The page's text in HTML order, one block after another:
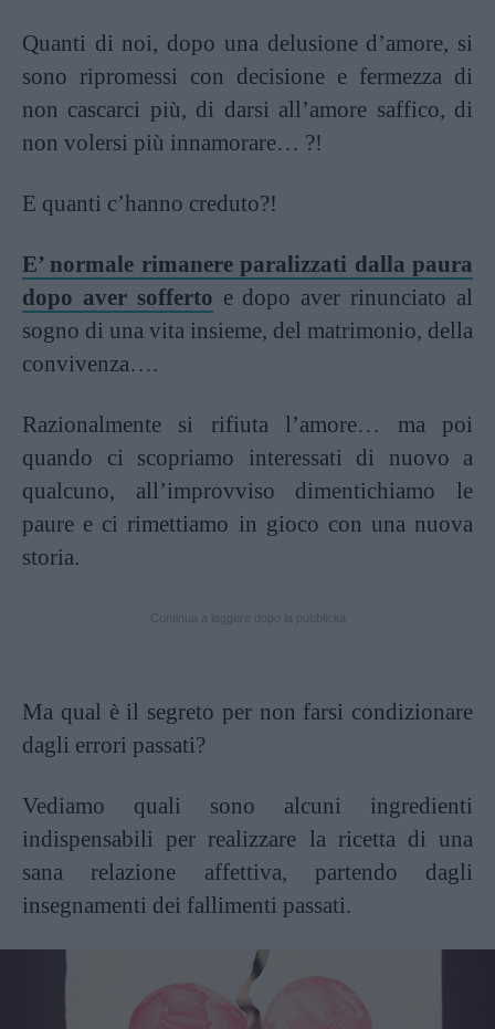
Quanti di noi, dopo una delusione d’amore, si
sono ripromessi con decisione e fermezza di
non cascarci più, di darsi all’amore saffico, di
non volersi più innamorare… ?!
E quanti c’hanno creduto?!
E’ normale rimanere paralizzati dalla paura
dopo aver sofferto e dopo aver rinunciato al
sogno di una vita insieme, del matrimonio, della
convivenza….
Razionalmente si rifiuta l’amore… ma poi
quando ci scopriamo interessati di nuovo a
qualcuno, all’improvviso dimentichiamo le
paure e ci rimettiamo in gioco con una nuova
storia.
Ma qual è il segreto per non farsi condizionare
dagli errori passati?
Vediamo quali sono alcuni ingredienti
indispensabili per realizzare la ricetta di una
sana relazione affettiva, partendo dagli
insegnamenti dei fallimenti passati.